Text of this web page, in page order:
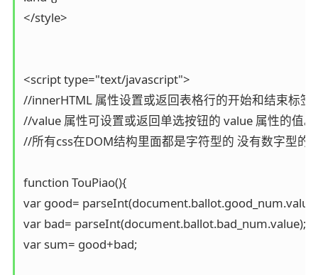
</style>
<script type="text/javascript">
//innerHTML 属性设置或返回表格行的开始和结束标签
//value 属性可设置或返回单选按钮的 value 属性的值。
//所有css在DOM结构里面都是字符型的 没有数字型的
function TouPiao(){
var good=
var bad= parseInt(document.ballot.bad_num.value);
var sum= good+bad;